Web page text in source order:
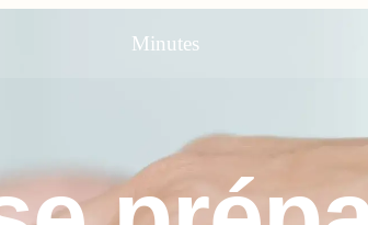
Minutes